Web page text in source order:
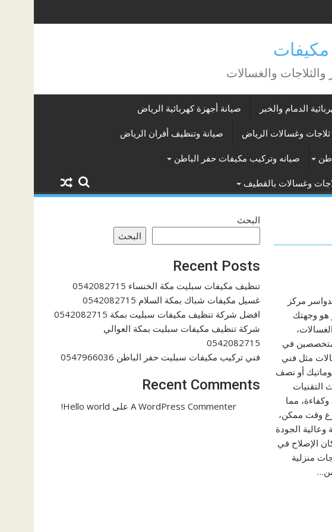
والغسالات
الدمام والخبر صيانة أجهزة كهربائية الرياض
ثلاجات وغسالات الرياض صيانة وتنظيف أفران الرياض
صيانه وتركيب مكيفات حفر الباطن
وغسالات بالقطيف
مركز
هو وجهتك
متخصصين في
مثل فني
أو نصف
التقنيات
مما
وقت ممكن،
الجودة
الإصلاح في
منزلية
البحث
البحث
Recent Posts
تنظيف مكيفات سبليت مكة الخنساء 0542082715
غسيل مكيفات شباك بمكة السلام 0542082715
افضل شركة تنظيف مكيفات سبليت بمكة 0542082715
شركة تنظيف مكيفات سبليت بمكة العوالي
0542082715
فني تركيب مكيفات سبليت حفر الباطن 0547966036
Recent Comments
A WordPress Commenter على Hello world!